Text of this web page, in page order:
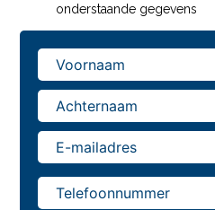
onderstaande gegevens
Negatieve
Review